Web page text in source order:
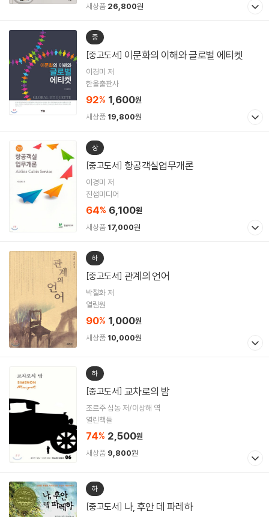
새상품 26,800원
중
[중고도서] 이문화의 이해와 글로벌 에티켓
이경미 저
한올출판사
92% 1,600원
새상품 19,800원
상
[중고도서] 항공객실업무개론
이경미 저
진샘미디어
64% 6,100원
새상품 17,000원
하
[중고도서] 관계의 언어
박철화 저
열림원
90% 1,000원
새상품 10,000원
하
[중고도서] 교차로의 밤
조르주 심농 저/이상해 역
열린책들
74% 2,500원
새상품 9,800원
하
[중고도서] 나, 후안 데 파레하